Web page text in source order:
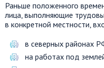
Раньше положенного
лица, выполняющие
в конкретной местности,
в северных районах
на работах под